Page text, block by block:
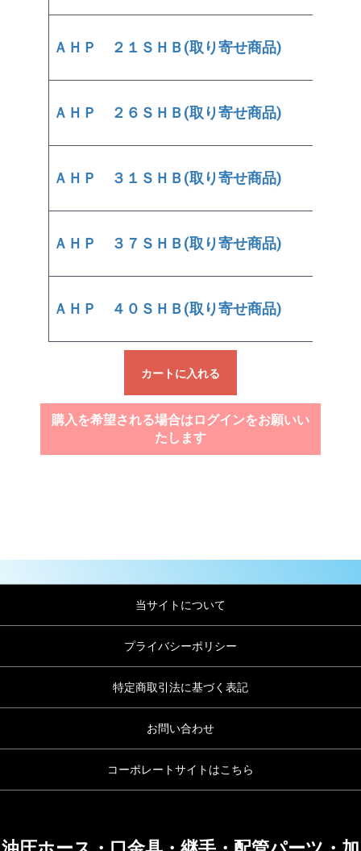
ＡＨＰ ２１ＳＨＢ(取り寄せ商品)
ＡＨＰ ２６ＳＨＢ(取り寄せ商品)
ＡＨＰ ３１ＳＨＢ(取り寄せ商品)
ＡＨＰ ３７ＳＨＢ(取り寄せ商品)
ＡＨＰ ４０ＳＨＢ(取り寄せ商品)
カートに入れる
購入を希望される場合はログインをお願いい
たします
当サイトについて
プライバシーポリシー
特定商取引法に基づく表記
お問い合わせ
コーポレートサイトはこちら